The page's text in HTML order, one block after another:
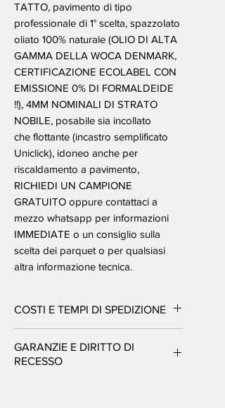
TATTO, pavimento di tipo
professionale di 1° scelta, spazzolato
oliato 100% naturale (OLIO DI ALTA
GAMMA DELLA WOCA DENMARK,
CERTIFICAZIONE ECOLABEL CON
EMISSIONE 0% DI FORMALDEIDE
!!), 4MM NOMINALI DI STRATO
NOBILE, posabile sia incollato
che flottante (incastro semplificato
Uniclick), idoneo anche per
riscaldamento a pavimento,
RICHIEDI UN CAMPIONE
GRATUITO oppure contattaci a
mezzo whatsapp per informazioni
IMMEDIATE o un consiglio sulla
scelta dei parquet o per qualsiasi
altra informazione tecnica.
COSTI E TEMPI DI SPEDIZIONE
dall'ordine e 25-30gg nelle isole,
GARANZIE E DIRITTO DI
RECESSO